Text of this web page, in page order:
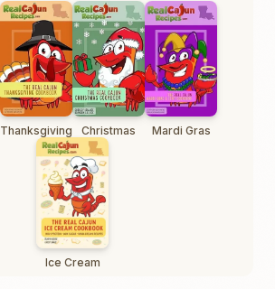
Thanksgiving Christmas Mardi Gras
Ice Cream